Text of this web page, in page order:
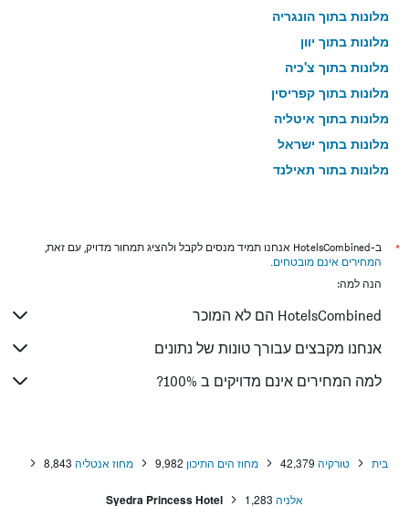
מלונות בתוך הונגריה
מלונות בתוך יוון
מלונות בתוך צ'כיה
מלונות בתוך קפריסין
מלונות בתוך איטליה
מלונות בתוך ישראל
מלונות בתוך תאילנד
*
ב-HotelsCombined אנחנו תמיד מנסים לקבל ולהציג תמחור מדויק, עם זאת,
המחירים אינם מובטחים.
הנה למה:
HotelsCombined הם לא המוכר
אנחנו מקבצים עבורך טונות של נתונים
למה המחירים אינם מדויקים ב 100%?
בית טורקיה 42,379 מחוז הים התיכון 9,982 מחוז אנטליה 8,843
אלניה 1,283
Syedra Princess Hotel